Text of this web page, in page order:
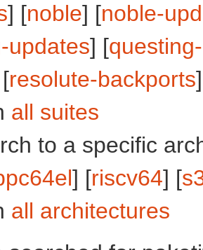
] [noble] [noble-
updates] [
resolute-backports
all suites
to a specific
] [riscv64] [
all architectures